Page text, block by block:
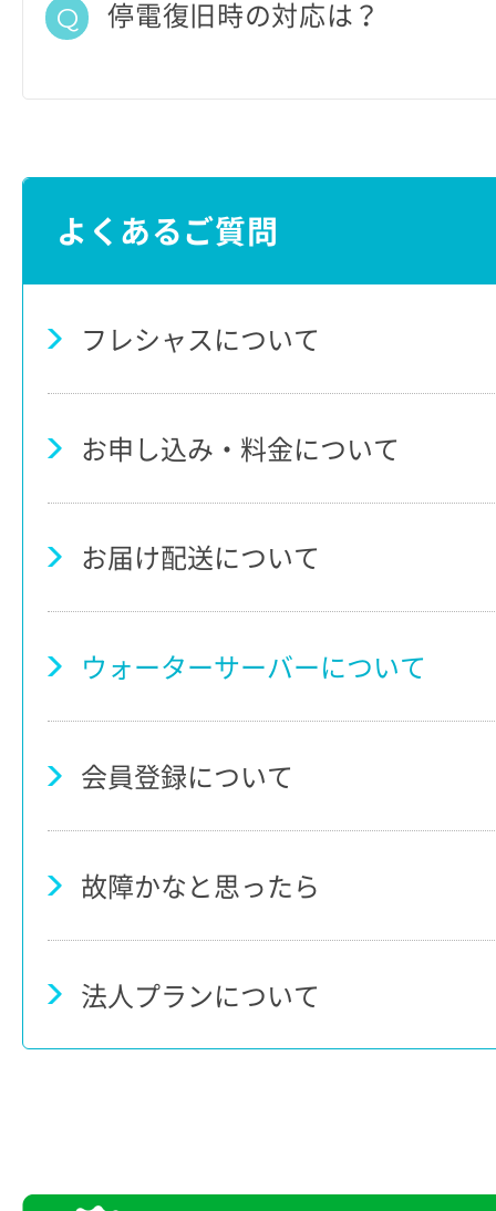
停電復旧時の対応は？
よくあるご質問
フレシャスについて
お申し込み・料金について
お届け配送について
ウォーターサーバーについて
会員登録について
故障かなと思ったら
法人プランについて